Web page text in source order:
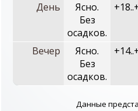
День
Ясно.
Без
осадков.
Вечер
Ясно.
Без
осадков.
Данные